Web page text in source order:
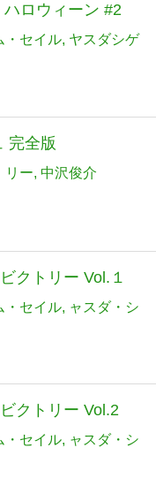
ロウィーン #2
・セイル ヤスダシゲ
完全版
リー 中沢俊介
クトリー Vol.１
・セイル ャスダ・シ
クトリー Vol.2
・セイル ャスダ・シ